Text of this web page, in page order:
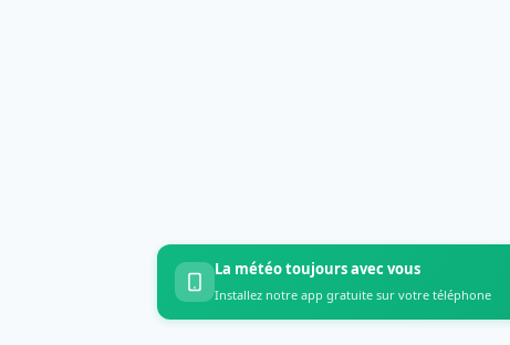
La météo toujours avec vous
Installez notre app gratuite sur votre téléphone